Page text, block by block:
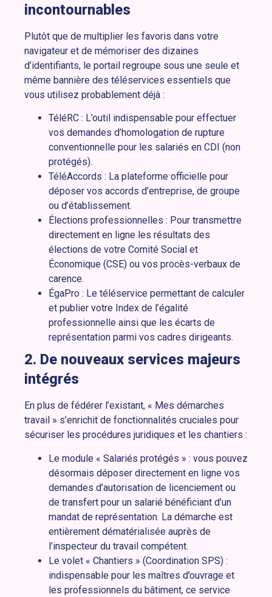
incontournables
Plutôt que de multiplier les favoris dans votre
navigateur et de mémoriser des dizaines
d’identifiants, le portail regroupe sous une seule et
même bannière des téléservices essentiels que
vous utilisez probablement déjà :
TéléRC : L’outil indispensable pour effectuer
vos demandes d’homologation de rupture
conventionnelle pour les salariés en CDI (non
protégés).
TéléAccords : La plateforme officielle pour
déposer vos accords d’entreprise, de groupe
ou d’établissement.
Élections professionnelles : Pour transmettre
directement en ligne les résultats des
élections de votre Comité Social et
Économique (CSE) ou vos procès-verbaux de
carence.
ÉgaPro : Le téléservice permettant de calculer
et publier votre Index de l’égalité
professionnelle ainsi que les écarts de
représentation parmi vos cadres dirigeants.
2. De nouveaux services majeurs
intégrés
En plus de fédérer l’existant, « Mes démarches
travail » s’enrichit de fonctionnalités cruciales pour
sécuriser les procédures juridiques et les chantiers :
Le module « Salariés protégés » : vous pouvez
désormais déposer directement en ligne vos
demandes d’autorisation de licenciement ou
de transfert pour un salarié bénéficiant d’un
mandat de représentation. La démarche est
entièrement dématérialisée auprès de
l’inspecteur du travail compétent.
Le volet « Chantiers » (Coordination SPS) :
indispensable pour les maîtres d’ouvrage et
les professionnels du bâtiment, ce service